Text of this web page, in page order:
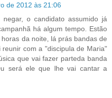
de 2012 às 21:06
o candidato assumido já
há algum tempo. Estão
da noite, lá prás bandas de
com a "discipula de Maria"
que vai fazer parteda banda
será ele que lhe vai cantar a